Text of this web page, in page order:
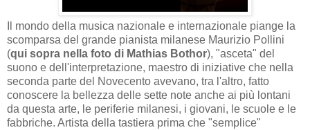
Il mondo della musica nazionale e internazionale piange la
scomparsa del grande pianista milanese Maurizio Pollini
(qui sopra nella foto di Mathias Bothor), "asceta" del
suono e dell'interpretazione, maestro di iniziative che nella
seconda parte del Novecento avevano, tra l'altro, fatto
conoscere la bellezza delle sette note anche ai più lontani
da questa arte, le periferie milanesi, i giovani, le scuole e le
fabbriche. Artista della tastiera prima che "semplice"